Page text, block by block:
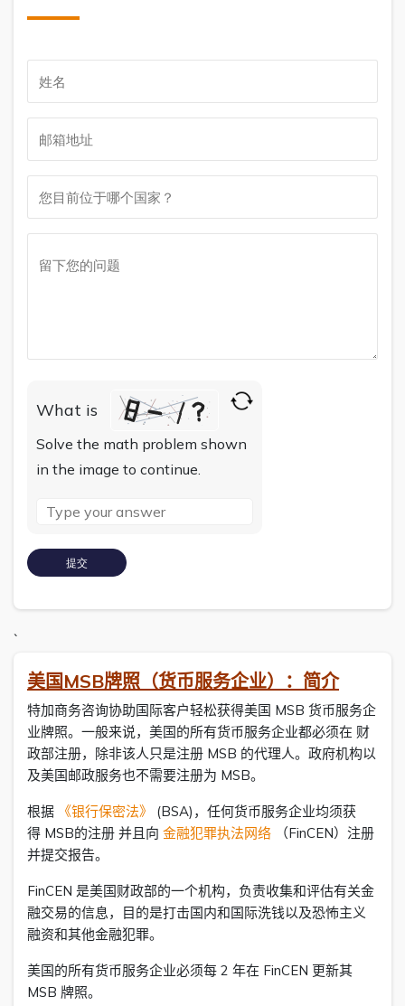
What is
Solve the math problem shown
in the image to continue.
`
美国MSB牌照（货币服务企业）：简介
特加商务咨询协助国际客户轻松获得美国 MSB 货币服务企
业牌照。一般来说，美国的所有货币服务企业都必须在 财
政部注册，除非该人只是注册 MSB 的代理人。政府机构以
及美国邮政服务也不需要注册为 MSB。
根据 《银行保密法》
(BSA)，任何货币服务企业均须获
得 MSB的注册 并且向 金融犯罪执法网络 （FinCEN）注册
并提交报告。
FinCEN 是美国财政部的一个机构，负责收集和评估有关金
融交易的信息，目的是打击国内和国际洗钱以及恐怖主义
融资和其他金融犯罪。
美国的所有货币服务企业必须每 2 年在 FinCEN 更新其
MSB 牌照。